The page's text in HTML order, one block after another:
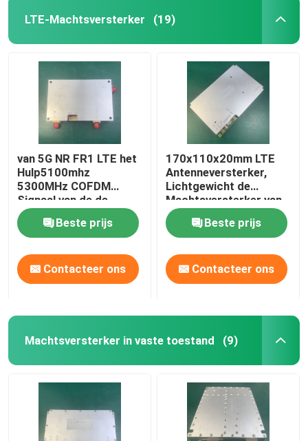
Thuis
Producten
Over ons
Fabrieksreis
LTE-Machtsversterker (19)
van 5G NR FR1 LTE het
Hulp5100mhz
5300MHz COFDM
Signaal van de de
Machtsversterker
Beste prijs
Contacteer ons
170x110x20mm LTE
Antenneversterker,
Lichtgewicht de
Machtsversterker van
HF rf
Beste prijs
Contacteer ons
Machtsversterker in vaste toestand (9)